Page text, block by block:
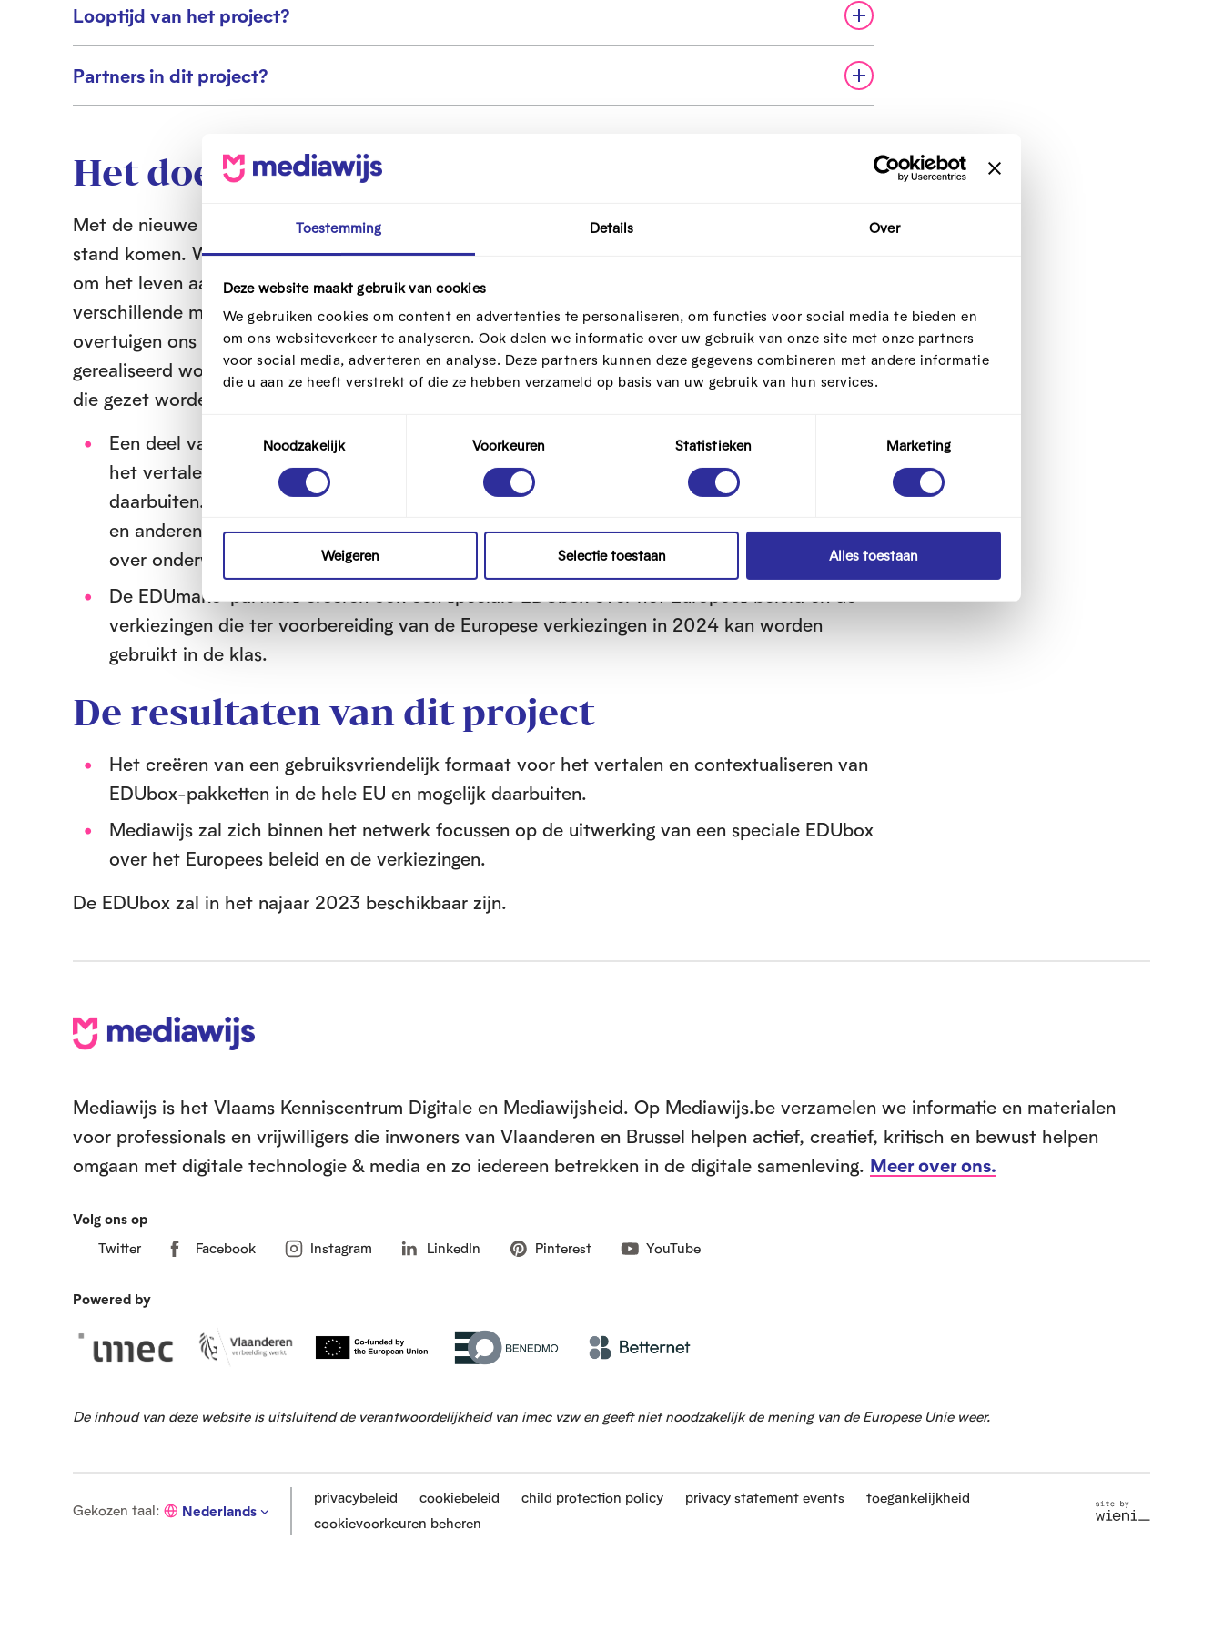
Toestemming Details Over
Deze website maakt gebruik van cookies
We gebruiken cookies om content en advertenties te personaliseren, om functies voor social media te bieden en
om ons websiteverkeer te analyseren. Ook delen we informatie over uw gebruik van onze site met onze partners
voor social media, adverteren en analyse. Deze partners kunnen deze gegevens combineren met andere informatie
die u aan ze heeft verstrekt of die ze hebben verzameld op basis van uw gebruik van hun services.
o
e
t
m
i
n
s
e
l
c
t
e
Noodzakelijk Voorkeuren Statistieken Marketing
Weigeren Selectie toestaan Alles toestaan
e
u
w
e
t
u
w
n
Looptijd van het project?
U
i
t
w
e
n
Partners in dit project?
U
i
v
o
w
e
n
Het doel van dit project
Met de nieuwe EDUbox willen we jongeren inzicht geven in hoe (politieke) beslissingen tot
stand komen. We willen de jongeren meegeven dat een samenleving zich altijd wil organiseren
om het leven aangenamer te maken. Mensen hebben ideeën en willen deze uitvoeren, er zijn
verschillende manieren om dit te doen en verkiezingen zijn een voorbeeld hiervan. Mensen
overtuigen ons van bepaalde ideeën, we kiezen voor bepaalde ideeën in de hoop dat deze ook
gerealiseerd worden. Om van een idee tot een beleid te komen zijn er verschillende stappen
die gezet worden. Welke stappen dit zijn, willen we meegeven in de EU-box.
Een deel van de projectopdracht is het creëren van een gebruiksvriendelijk formaat voor
het vertalen en contextualiseren van EDUbox-pakketten in de hele EU en mogelijk
daarbuiten. Dit omvat een reeks instrumenten, strategieën en materialen die leerkrachten
en anderen in de toekomst kunnen gebruiken om hun eigen EDUboxen samen te stellen
over onderwerpen die zij belangrijk vinden.
De EDUmake-partners creëren ook een speciale EDUbox over het Europees beleid en de
verkiezingen die ter voorbereiding van de Europese verkiezingen in 2024 kan worden
gebruikt in de klas.
De resultaten van dit project
Het creëren van een gebruiksvriendelijk formaat voor het vertalen en contextualiseren van
EDUbox-pakketten in de hele EU en mogelijk daarbuiten.
Mediawijs zal zich binnen het netwerk focussen op de uitwerking van een speciale EDUbox
over het Europees beleid en de verkiezingen.
De EDUbox zal in het najaar 2023 beschikbaar zijn.
V
e
t
Mediawijs is het Vlaams Kenniscentrum Digitale en Mediawijsheid. Op Mediawijs.be verzamelen we informatie en materialen
voor professionals en vrijwilligers die inwoners van Vlaanderen en Brussel helpen actief, creatief, kritisch en bewust helpen
omgaan met digitale technologie & media en zo iedereen betrekken in de digitale samenleving. Meer over ons.
Volg ons op
Twitter
Facebook Instagram LinkedIn Pinterest YouTube
Powered by
De inhoud van deze website is uitsluitend de verantwoordelijkheid van imec vzw en geeft niet noodzakelijk de mening van de Europese Unie weer.
Gekozen taal:
G
Nederlands
privacybeleid cookiebeleid child protection policy privacy statement events
toegankelijkheid
cookievoorkeuren beheren
S